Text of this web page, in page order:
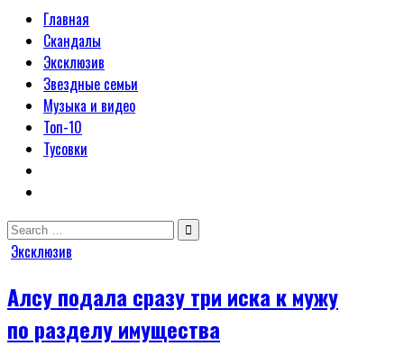
Главная
Скандалы
Эксклюзив
Звездные семьи
Музыка и видео
Топ-10
Тусовки
Search
for:
Posted
Эксклюзив
Алсу подала сразу три иска к мужу
по разделу имущества